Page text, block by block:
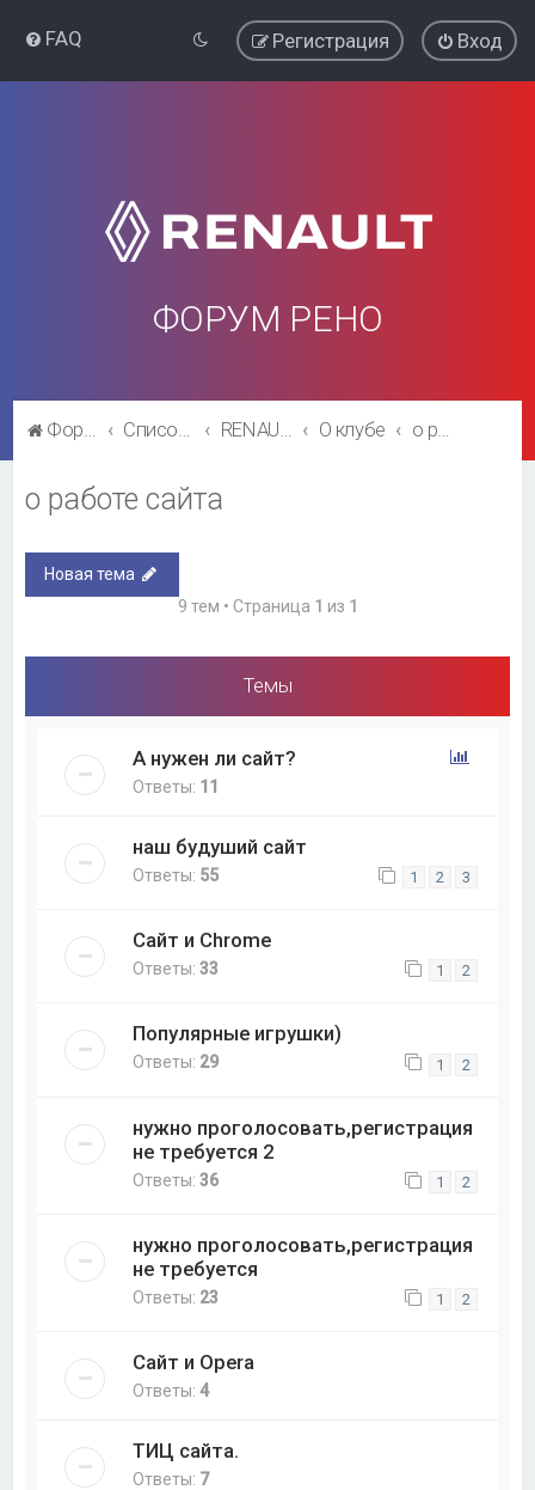
FAQ Вход
Регистрация
ФОРУМ РЕНО
Форум Рено Список форумов RENAULT SYMBOL CLUB О клубе о работе сайта
о работе сайта
Новая тема
9 тем • Страница 1 из 1
Темы
А нужен ли сайт?
Ответы: 11
наш будуший сайт
Ответы: 55 1 2 3
Сайт и Chrome
Ответы:33 1 2
Популярные игрушки)
Ответы: 29 1 2
нужно проголосовать,регистрация
не требуется 2
Ответы:36 1 2
нужно проголосовать,регистрация
не требуется
Ответы: 23 1 2
Сайт и Opera
Ответы:4
ТИЦ сайта.
Ответы: 7